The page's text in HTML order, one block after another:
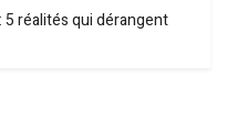
réalités qui dérangent